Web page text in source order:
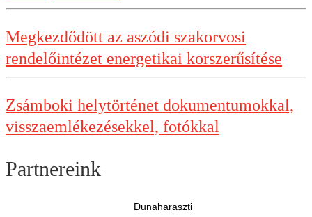
Megkezdődött az aszódi szakorvosi
rendelőintézet energetikai korszerűsítése
Zsámboki helytörténet dokumentumokkal,
visszaemlékezésekkel, fotókkal
Partnereink
Dunaharaszti